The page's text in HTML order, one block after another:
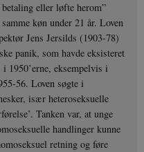
eller løfte herom”
køn under 21 år. Loven
Jens Jersilds (1903-78)
panik, som havde eksisteret
1950’erne, eksempelvis i
56. Loven søgte i
især heteroseksuelle
Tanken var, at unge
handlinger kunne
retning og føre